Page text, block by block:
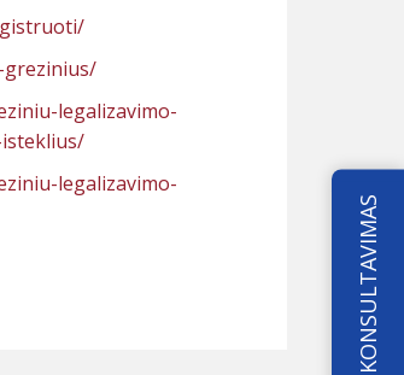
legalizavimo-
legalizavimo-
KONSULTAVIMAS